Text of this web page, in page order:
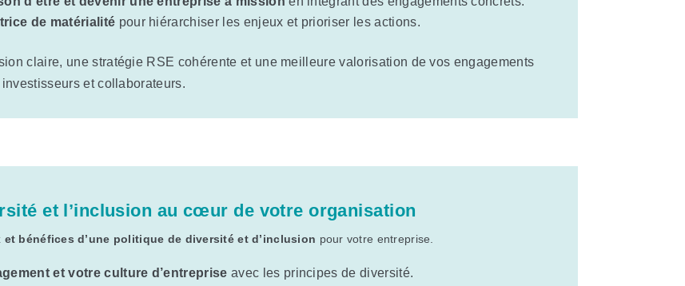
de matérialité pour hiérarchiser les enjeux et prioriser les actions.
claire, une stratégie RSE cohérente et une meilleure valorisation de vos engagements
et collaborateurs.
et l’inclusion au cœur de votre organisation
et bénéfices d’une politique de diversité et d’inclusion pour votre entreprise.
et votre culture d’entreprise avec les principes de diversité.